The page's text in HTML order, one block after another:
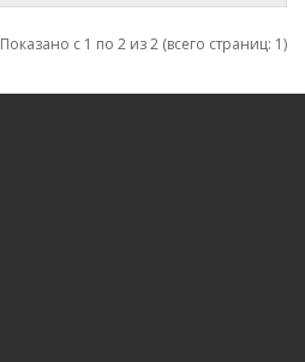
Показано с 1 по 2 из 2 (всего страниц: 1)